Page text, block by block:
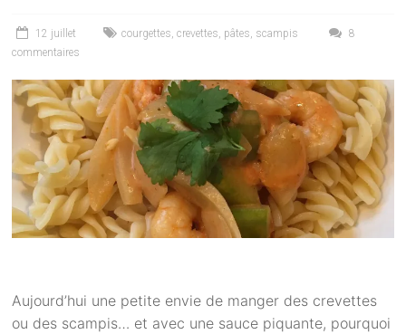
12 juillet courgettes,crevettes, pâtes, scampis
8
commentaires
Aujourd’hui une petite envie de manger des crevettes
ou des scampis… et avec une sauce piquante, pourquoi